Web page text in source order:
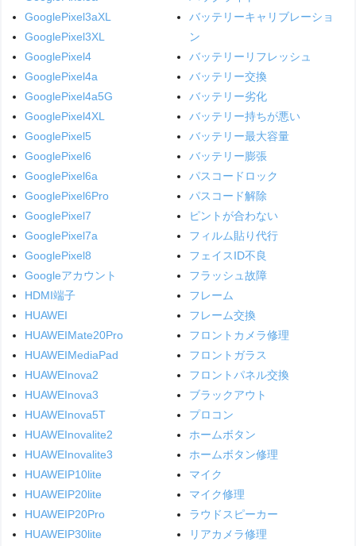
GooglePixel3aXL
GooglePixel3XL
GooglePixel4
GooglePixel4a
GooglePixel4a5G
GooglePixel4XL
GooglePixel5
GooglePixel6
GooglePixel6a
GooglePixel6Pro
GooglePixel7
GooglePixel7a
GooglePixel8
Googleアカウント
HDMI端子
HUAWEI
HUAWEIMate20Pro
HUAWEIMediaPad
HUAWEInova2
HUAWEInova3
HUAWEInova5T
HUAWEInovalite2
HUAWEInovalite3
HUAWEIP10lite
HUAWEIP20lite
HUAWEIP20Pro
HUAWEIP30lite
バッテリーキャリブレーショ
ン
バッテリーリフレッシュ
バッテリー交換
バッテリー劣化
バッテリー持ちが悪い
バッテリー最大容量
バッテリー膨張
パスコードロック
パスコード解除
ピントが合わない
フィルム貼り代行
フェイスID不良
フラッシュ故障
フレーム
フレーム交換
フロントカメラ修理
フロントガラス
フロントパネル交換
ブラックアウト
プロコン
ホームボタン
ホームボタン修理
マイク
マイク修理
ラウドスピーカー
リアカメラ修理